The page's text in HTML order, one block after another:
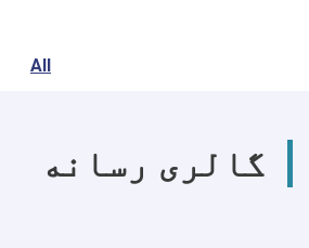
All
گالری رسانه